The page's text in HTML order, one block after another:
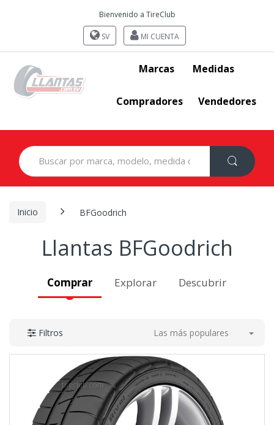
Bienvenido a TireClub
SV MI CUENTA
Marcas Medidas
Compradores Vendedores
Search
for:
Inicio BFGoodrich
Llantas BFGoodrich
Comprar Explorar Descubrir
Filtros Las más populares